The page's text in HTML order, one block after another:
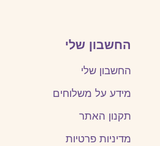
החשבון שלי
החשבון שלי
מידע על משלוחים
תקנון האתר
מדיניות פרטיות